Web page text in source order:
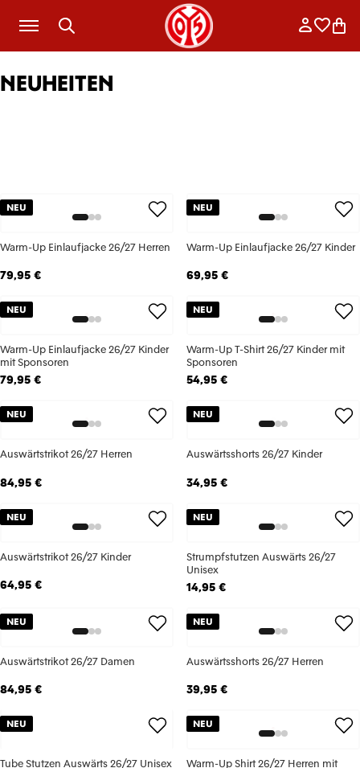
Zum Hauptinhalt springen
NEUHEITEN
NEU
Warm-Up Einlaufjacke 26/27 Herren
79,95 €
NEU
Warm-Up Einlaufjacke 26/27 Kinder
69,95 €
NEU
Warm-Up Einlaufjacke 26/27 Kinder
mit Sponsoren
79,95 €
NEU
Warm-Up T-Shirt 26/27 Kinder mit
Sponsoren
54,95 €
NEU
Auswärtstrikot 26/27 Herren
84,95 €
NEU
Auswärtsshorts 26/27 Kinder
34,95 €
NEU
Auswärtstrikot 26/27 Kinder
64,95 €
NEU
Strumpfstutzen Auswärts 26/27
Unisex
14,95 €
NEU
Auswärtstrikot 26/27 Damen
84,95 €
NEU
Auswärtsshorts 26/27 Herren
39,95 €
NEU
Tube Stutzen Auswärts 26/27 Unisex
NEU
Warm-Up Shirt 26/27 Herren mit